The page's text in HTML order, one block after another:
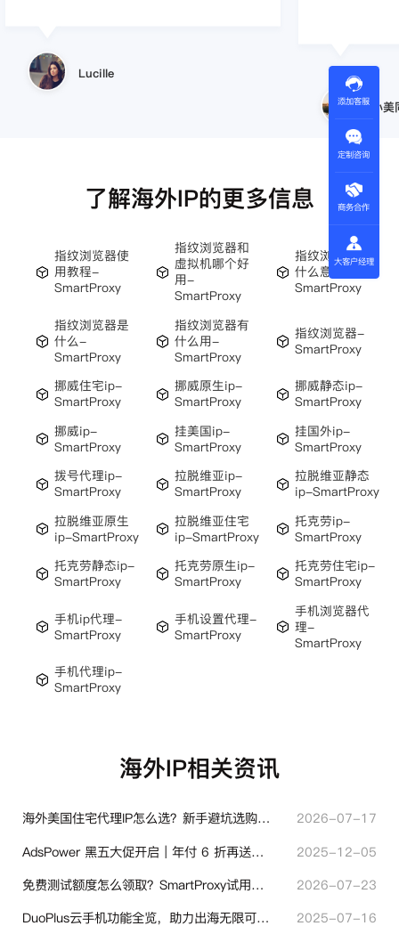
Lucille
小
了解海外IP的更多信息
指纹浏览器使
用教程-
SmartProxy
指纹浏览器和
虚拟机哪个好
用-
SmartProxy
指纹浏览器是
什么意思-
SmartProxy
指纹浏览器是
什么-
SmartProxy
指纹浏览器有
什么用-
SmartProxy
指纹浏览器-
SmartProxy
挪威住宅ip-
SmartProxy
挪威原生ip-
SmartProxy
挪威静态ip-
SmartProxy
挪威ip-
SmartProxy
挂美国ip-
SmartProxy
挂国外ip-
SmartProxy
拨号代理ip-
SmartProxy
拉脱维亚ip-
SmartProxy
拉脱维亚静态
ip-SmartProxy
拉脱维亚原生
ip-SmartProxy
拉脱维亚住宅
ip-SmartProxy
托克劳ip-
SmartProxy
托克劳静态ip-
SmartProxy
托克劳原生ip-
SmartProxy
托克劳住宅ip-
SmartProxy
手机ip代理-
SmartProxy
手机设置代理-
SmartProxy
手机浏览器代
理-
SmartProxy
手机代理ip-
SmartProxy
海外IP相关资讯
海外美国住宅代理IP怎么选？新手避坑选购指南
2026-07-17
AdsPower 黑五大促开启｜年付 6 折再送半年＋豪礼抽奖
2025-12-05
免费测试额度怎么领取？SmartProxy试用产品完整体验指引
2026-07-23
DuoPlus云手机功能全览，助力出海无限可能！
2025-07-16
添加客服
定制咨询
商务合作
大客户经理